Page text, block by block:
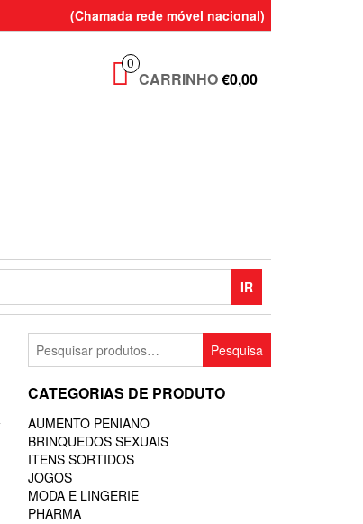
(Chamada rede móvel nacional)
0
CARRINHO€0,00
IR
Pesquisar
por:
Pesquisa
CATEGORIAS DE PRODUTO
AUMENTO PENIANO
BRINQUEDOS SEXUAIS
ITENS SORTIDOS
JOGOS
MODA E LINGERIE
PHARMA